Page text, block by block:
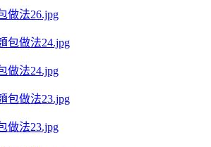
做法26.jpg
做法24.jpg
做法23.jpg